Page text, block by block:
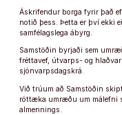
Áskrifendur borga fyrir það
notið þess. Þetta er því ekki
samfélagslega ábyrg.
Samstöðin byrjaði sem
fréttavef, útvarps- og
sjónvarpsdagskrá.
Við trúum að Samstöðin
róttæka umræðu um málefni
almennings.